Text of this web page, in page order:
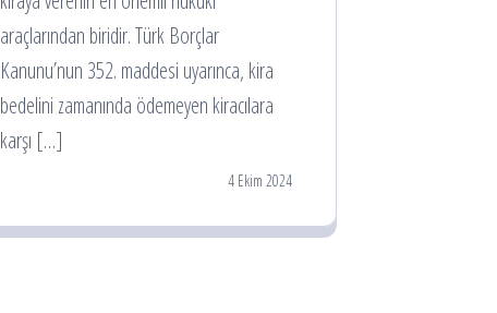
araçlarından biridir. Türk Borçlar
Kanunu’nun 352. maddesi uyarınca, kira
bedelini zamanında ödemeyen kiracılara
karşı […]
4 Ekim 2024